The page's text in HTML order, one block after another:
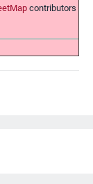
contributors